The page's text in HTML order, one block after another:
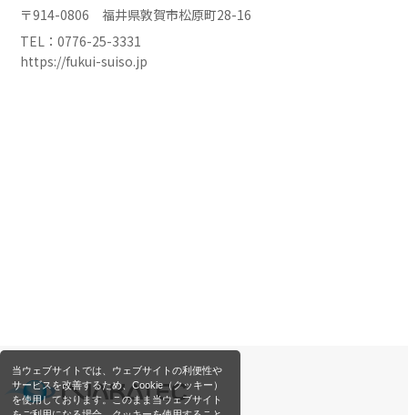
当ウェブサイトでは、ウェブサイトの利便性や
サービスを改善するため、Cookie（クッキー）
を使用しております。このまま当ウェブサイト
〒914-0806 福井県敦賀市松原町28-16
TEL：0776-25-3331
https://fukui-suiso.jp